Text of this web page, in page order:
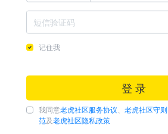
记住我
登 录
我同意老虎社区服务协议 老虎社区守则
范及老虎社区隐私政策